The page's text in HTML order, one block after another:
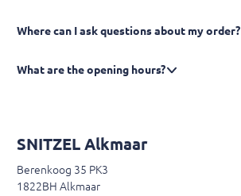
Where can I ask questions about my order?
What are the opening hours?
SNITZEL Alkmaar
Berenkoog 35 PK3
1822BH Alkmaar